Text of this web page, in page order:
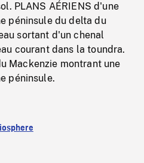
PLANS AÉRIENS d'une
péninsule du delta du
sortant d'un chenal
courant dans la toundra.
Mackenzie montrant une
péninsule.